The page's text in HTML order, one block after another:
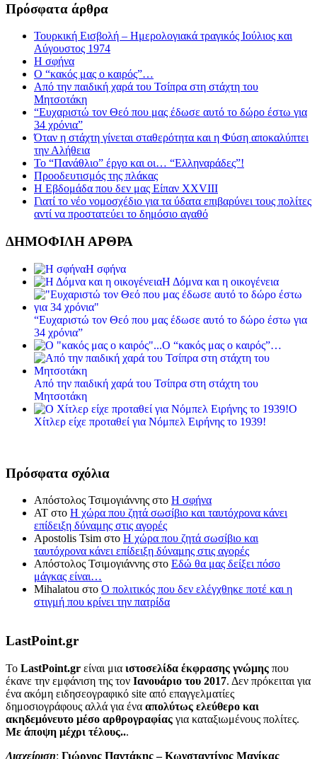
Πρόσφατα άρθρα
Τουρκική Εισβολή – Ημερολογιακά τραγικός Ιούλιος και
Αύγουστος 1974
Η σφήνα
Ο “κακός μας ο καιρός”…
Από την παιδική χαρά του Τσίπρα στη στάχτη του
Μητσοτάκη
“Ευχαριστώ τον Θεό που μας έδωσε αυτό το δώρο έστω για
34 χρόνια”
Όταν η στάχτη γίνεται σταθερότητα και η Φύση αποκαλύπτει
την Αλήθεια
Το “Πανάθλιο” έργο και οι… “Ελληναράδες”!
Προοδευτισμός της πλάκας
Η Εβδομάδα που δεν μας Είπαν XXVIII
Γιατί το νέο νομοσχέδιο για τα ύδατα επιβαρύνει τους πολίτες
αντί να προστατεύει το δημόσιο αγαθό
ΔΗΜΟΦΙΛΗ ΑΡΘΡΑ
Η σφήνα
Η Δόμνα και η οικογένεια
“Ευχαριστώ τον Θεό που μας έδωσε αυτό το δώρο έστω για
34 χρόνια”
Ο “κακός μας ο καιρός”…
Από την παιδική χαρά του Τσίπρα στη στάχτη του
Μητσοτάκη
Ο
Χίτλερ είχε προταθεί για Νόμπελ Ειρήνης το 1939!
Πρόσφατα σχόλια
Απόστολος Τσιμογιάννης στο Η σφήνα
ΑΤ στο Η χώρα που ζητά σωσίβιο και ταυτόχρονα κάνει
επίδειξη δύναμης στις αγορές
Apostolis Tsim στο Η χώρα που ζητά σωσίβιο και
ταυτόχρονα κάνει επίδειξη δύναμης στις αγορές
Απόστολος Τσιμογιάννης στο Εδώ θα μας δείξει πόσο
μάγκας είναι…
Mihalatou στο Ο πολιτικός που δεν ελέγχθηκε ποτέ και η
στιγμή που κρίνει την πατρίδα
LastPoint.gr
To LastPoint.gr είναι μια ιστοσελίδα έκφρασης γνώμης που
έκανε την εμφάνιση της τον Ιανουάριο του 2017. Δεν πρόκειται για
ένα ακόμη ειδησεογραφικό site από επαγγελματίες
δημοσιογράφους αλλά για ένα απολύτως ελεύθερο και
ακηδεμόνευτο μέσο αρθρογραφίας για καταξιωμένους πολίτες.
Με άποψη μέχρι τέλους...
Διαχείριση: Γιώργος Παντάκης – Κωνσταντίνος Μανίκας